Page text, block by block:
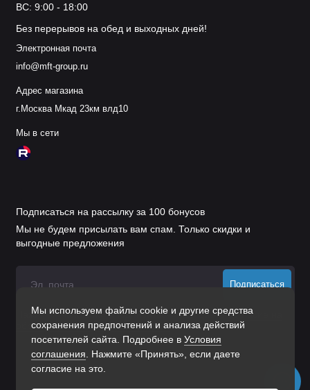
Мы используем файлы cookie и другие средства
сохранения предпочтений и анализа действий
посетителей сайта. Подробнее в Условия
соглашения . Нажмите «Принять», если даете
согласие на это.
ВС: 9:00 - 18:00
Без перерывов на обед и выходных дней!
Электронная почта
info@mft-group.ru
Адрес магазина
г.Москва Мкад 23км влд10
Мы в сети
Подписаться на рассылку за 100 бонусов
Мы не будем присылать вам спам. Только скидки и
выгодные предложения
Подписаться
Нажимая на кнопку «Подписаться», Вы даетесогласие на
обработку персональных данных.